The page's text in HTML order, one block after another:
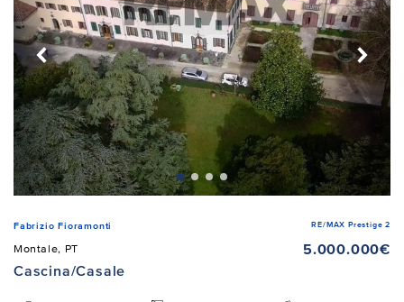
Fabrizio Fioramonti RE/MAX Prestige 2
Montale, PT
5.000.000€
Cascina/Casale